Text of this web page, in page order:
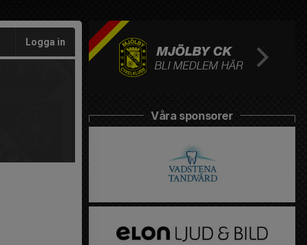
Logga in
Våra sponsorer